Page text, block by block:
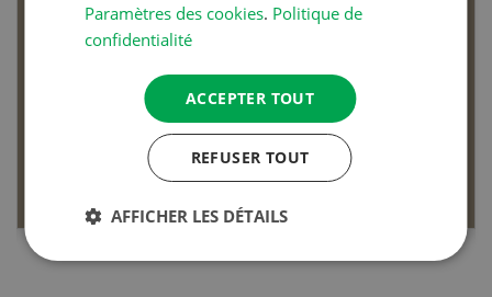
Dossier Articles biologiques
Paramètres des cookies. Politique de
confidentialité
ACCEPTER TOUT
REFUSER TOUT
AFFICHER LES DÉTAILS